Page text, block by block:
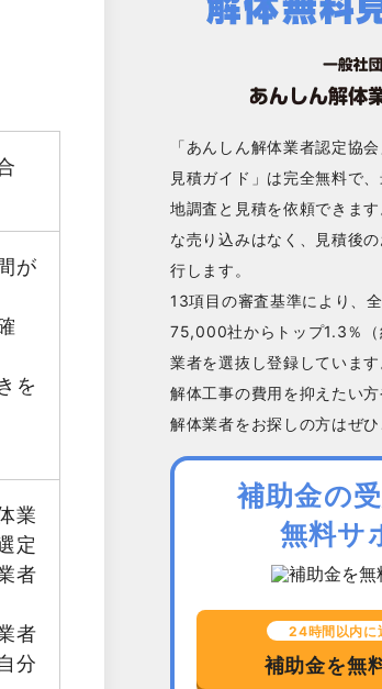
が
を
業
定
者
者
分
「あんしん解体業者認定協
見積ガイド」は完全無料で
地調査と見積を依頼できま
な売り込みはなく、見積後
行します。
13項目の審査基準により、
75,000社からトップ1.3％
業者を選抜し登録しています
解体工事の費用を抑えたい
解体業者をお探しの方はぜひ
補助金の
無料サ
24時間以内に
補助金を無